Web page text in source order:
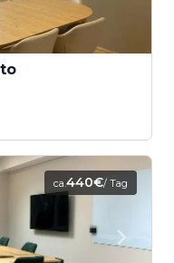
ca.440€/ Tag